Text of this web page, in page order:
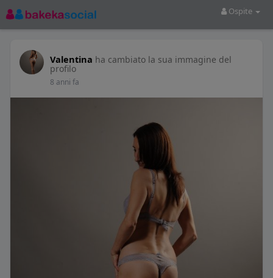
Ospite
Valentina ha cambiato la sua immagine del
profilo
8 anni fa